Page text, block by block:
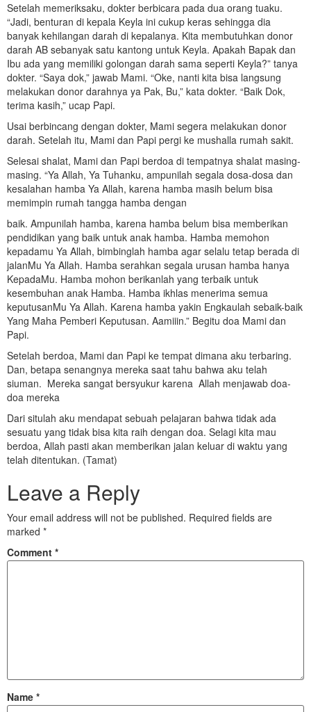
Setelah memeriksaku, dokter berbicara pada dua orang tuaku.
“Jadi, benturan di kepala Keyla ini cukup keras sehingga dia
banyak kehilangan darah di kepalanya. Kita membutuhkan donor
darah AB sebanyak satu kantong untuk Keyla. Apakah Bapak dan
Ibu ada yang memiliki golongan darah sama seperti Keyla?” tanya
dokter. “Saya dok,” jawab Mami. “Oke, nanti kita bisa langsung
melakukan donor darahnya ya Pak, Bu,” kata dokter. “Baik Dok,
terima kasih,” ucap Papi.
Usai berbincang dengan dokter, Mami segera melakukan donor
darah. Setelah itu, Mami dan Papi pergi ke mushalla rumah sakit.
Selesai shalat, Mami dan Papi berdoa di tempatnya shalat masing-
masing. “Ya Allah, Ya Tuhanku, ampunilah segala dosa-dosa dan
kesalahan hamba Ya Allah, karena hamba masih belum bisa
memimpin rumah tangga hamba dengan
baik. Ampunilah hamba, karena hamba belum bisa memberikan
pendidikan yang baik untuk anak hamba. Hamba memohon
kepadamu Ya Allah, bimbinglah hamba agar selalu tetap berada di
jalanMu Ya Allah. Hamba serahkan segala urusan hamba hanya
KepadaMu. Hamba mohon berikanlah yang terbaik untuk
kesembuhan anak Hamba. Hamba ikhlas menerima semua
keputusanMu Ya Allah. Karena hamba yakin Engkaulah sebaik-baik
Yang Maha Pemberi Keputusan. Aamiiin.” Begitu doa Mami dan
Papi.
Setelah berdoa, Mami dan Papi ke tempat dimana aku terbaring.
Dan, betapa senangnya mereka saat tahu bahwa aku telah
siuman. Mereka sangat bersyukur karena Allah menjawab doa-
doa mereka
Dari situlah aku mendapat sebuah pelajaran bahwa tidak ada
sesuatu yang tidak bisa kita raih dengan doa. Selagi kita mau
berdoa, Allah pasti akan memberikan jalan keluar di waktu yang
telah ditentukan. (Tamat)
Leave a Reply
Your email address will not be published. Required fields are
marked *
Comment *
Name *